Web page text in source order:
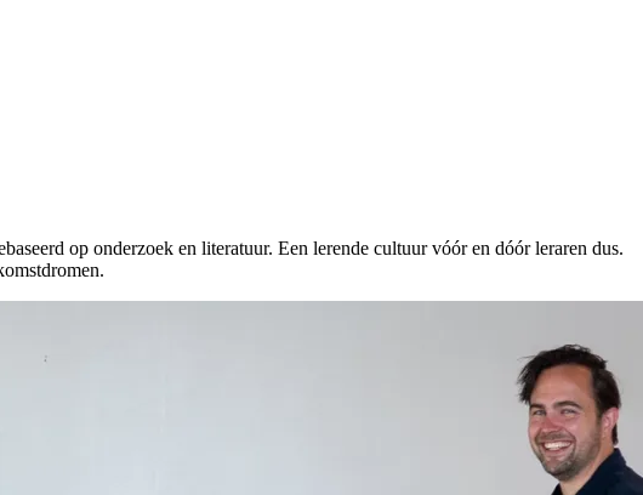
op onderzoek en literatuur. Een lerende cultuur vóór en dóór leraren dus.